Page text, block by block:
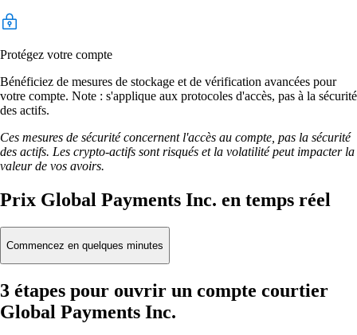
Protégez votre compte
Bénéficiez de mesures de stockage et de vérification avancées pour
votre compte. Note : s'applique aux protocoles d'accès, pas à la sécurité
des actifs.
Ces mesures de sécurité concernent l'accès au compte, pas la sécurité
des actifs. Les crypto-actifs sont risqués et la volatilité peut impacter la
valeur de vos avoirs.
Prix Global Payments Inc. en temps réel
Commencez en quelques minutes
3 étapes pour ouvrir un compte courtier
Global Payments Inc.